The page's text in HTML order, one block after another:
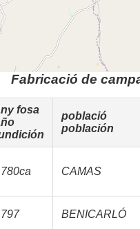
Fabricació de
fosa
població
población
CAMAS
BENICARLÓ